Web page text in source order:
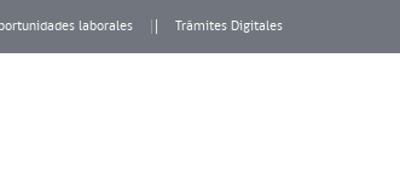
laborales Trámites Digitales